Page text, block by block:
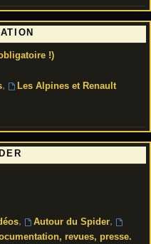
!)
,
Les Alpines et Renault
, Autour du Spider,
revues, presse.